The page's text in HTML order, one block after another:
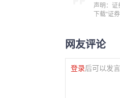
声明：
下载“证
网友评论
登录后可以发言